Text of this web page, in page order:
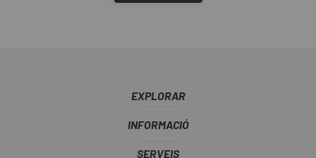
EXPLORAR
INFORMACIÓ
SERVEIS